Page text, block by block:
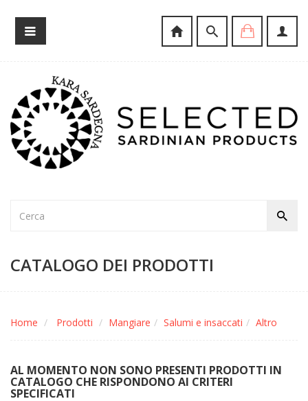
CATALOGO DEI PRODOTTI
Home Prodotti Mangiare Salumi e insaccati Altro
AL MOMENTO NON SONO PRESENTI PRODOTTI IN
CATALOGO CHE RISPONDONO AI CRITERI
SPECIFICATI